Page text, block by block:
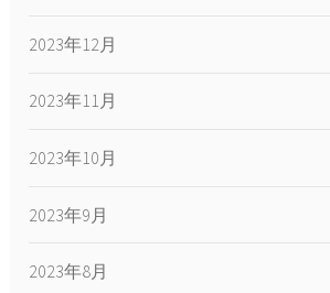
2023年12月
2023年11月
2023年10月
2023年9月
2023年8月